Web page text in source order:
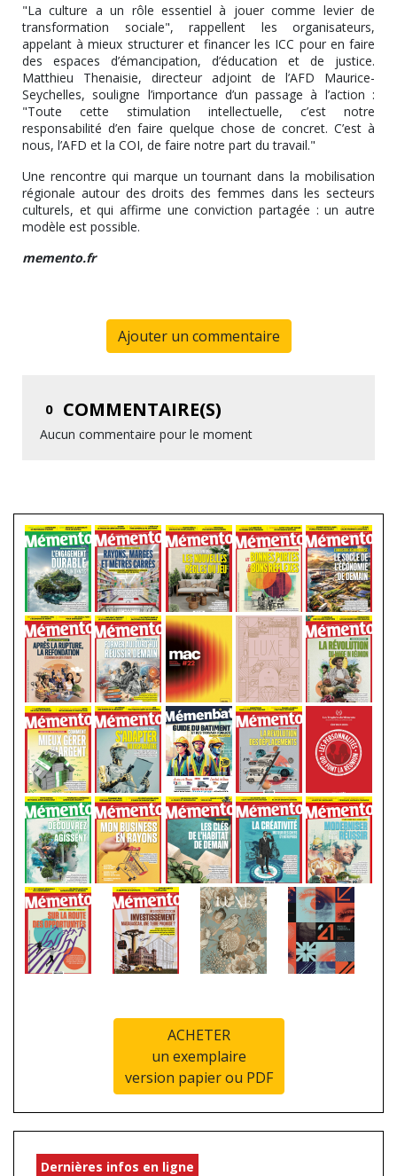
"La culture a un rôle essentiel à jouer comme levier de
transformation sociale", rappellent les organisateurs,
appelant à mieux structurer et financer les ICC pour en faire
des espaces d’émancipation, d’éducation et de justice.
Matthieu Thenaisie, directeur adjoint de l’AFD Maurice-
Seychelles, souligne l’importance d’un passage à l’action :
"Toute cette stimulation intellectuelle, c’est notre
responsabilité d’en faire quelque chose de concret. C’est à
nous, l’AFD et la COI, de faire notre part du travail."
Une rencontre qui marque un tournant dans la mobilisation
régionale autour des droits des femmes dans les secteurs
culturels, et qui affirme une conviction partagée : un autre
modèle est possible.
memento.fr
Ajouter un commentaire
0 COMMENTAIRE(S)
Aucun commentaire pour le moment
ACHETER
un exemplaire
version papier ou PDF
Dernières infos en ligne